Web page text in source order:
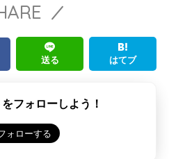
送る はてブ
フォローしよう！